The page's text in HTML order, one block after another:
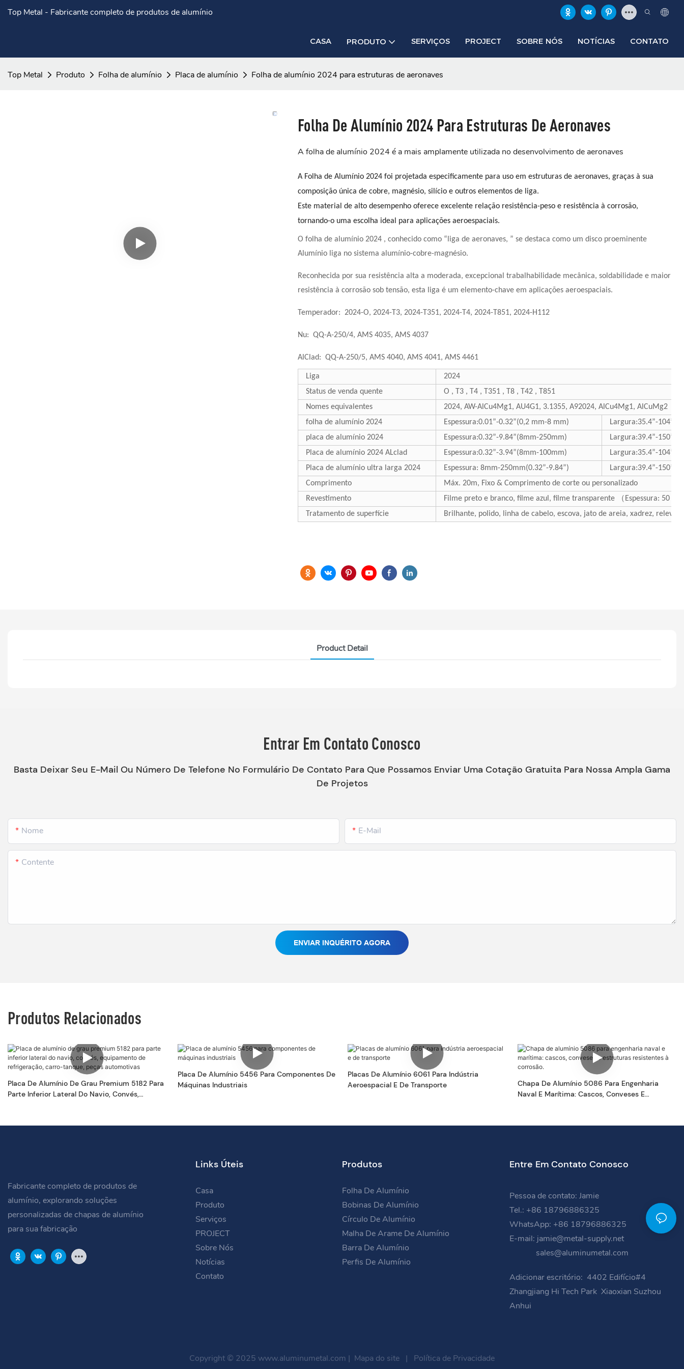
Top Metal - Fabricante completo de produtos de alumínio
CASA PRODUTO SERVIÇOS PROJECT SOBRE NÓS NOTÍCIAS CONTATO
Top Metal Produto Folha de alumínio Placa de alumínio Folha de alumínio 2024 para estruturas de aeronaves
Folha De Alumínio 2024 Para Estruturas De Aeronaves
A folha de alumínio 2024 é a mais amplamente utilizada no desenvolvimento de aeronaves
A Folha de Alumínio 2024 foi projetada especificamente para uso em estruturas de aeronaves, graças à sua
composição única de cobre, magnésio, silício e outros elementos de liga.
Este material de alto desempenho oferece excelente relação resistência-peso e resistência à corrosão,
tornando-o uma escolha ideal para aplicações aeroespaciais.
O folha de alumínio 2024 , conhecido como “liga de aeronaves, ” se destaca como um disco proeminente
Alumínio liga no sistema alumínio-cobre-magnésio.
Reconhecida por sua resistência alta a moderada, excepcional trabalhabilidade mecânica, soldabilidade e maior
resistência à corrosão sob tensão, esta liga é um elemento-chave em aplicações aeroespaciais.
Temperador: 2024-O, 2024-T3, 2024-T351, 2024-T4, 2024-T851, 2024-H112
Nu: QQ-A-250/4, AMS 4035, AMS 4037
AlClad: QQ-A-250/5, AMS 4040, AMS 4041, AMS 4461
Liga
2024
Status de venda quente
O , T3 , T4 , T351 , T8 , T42 , T851
Nomes equivalentes
2024, AW-AlCu4Mg1, AU4G1, 3.1355, A92024, AlCu4Mg1, AlCuMg2
folha de alumínio 2024
Espessura:0.01”-0.32”(0,2 mm-8 mm)
Largura:35.4”-
placa de alumínio 2024
Espessura:0.32”-9.84”(8mm-250mm)
Largura:39.4”-
Placa de alumínio 2024 ALclad
Espessura:0.32”-3.94”(8mm-100mm)
Largura:35.4”-
Placa de alumínio ultra larga 2024
Espessura: 8mm-250mm(0.32”-9.84”)
Largura:39.4”-
Comprimento
Máx. 20m, Fixo & Comprimento de corte ou personalizado
Revestimento
Filme preto e branco, filme azul, filme transparente （Espessura: 50
Tratamento de superfície
Brilhante, polido, linha de cabelo, escova, jato de areia, xadrez, relevo,
Product Detail
Entrar Em Contato Conosco
Basta Deixar Seu E-Mail Ou Número De Telefone No Formulário De Contato Para Que Possamos Enviar Uma Cotação Gratuita Para Nossa Ampla Gama
De Projetos
Nome E-Mail
Contente
ENVIAR INQUÉRITO AGORA
Produtos Relacionados
Placa De Alumínio De Grau Premium 5182 Para
Parte Inferior Lateral Do Navio, Convés,
Placa De Alumínio 5456 Para Componentes De
Máquinas Industriais
Placas De Alumínio 6061 Para Indústria
Aeroespacial E De Transporte
Chapa De Alumínio 5086 Para Engenharia
Naval E Marítima: Cascos, Conveses E
Fabricante completo de produtos de
alumínio, explorando soluções
personalizadas de chapas de alumínio
para sua fabricação
Links Úteis
Casa
Produto
Serviços
PROJECT
Sobre Nós
Notícias
Contato
Produtos
Folha De Alumínio
Bobinas De Alumínio
Círculo De Alumínio
Malha De Arame De Alumínio
Barra De Alumínio
Perfis De Alumínio
Entre Em Contato Conosco
Pessoa de contato: Jamie
Tel.: +86 18796886325
WhatsApp: +86 18796886325
E-mail: jamie@metal-supply.net
sales@aluminumetal.com
Adicionar escritório: 4402 Edifício#4
Zhangjiang Hi Tech Park Xiaoxian Suzhou
Anhui
Copyright © 2025 www.aluminumetal.com | Mapa do site | Política de Privacidade